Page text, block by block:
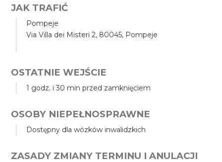
JAK TRAFIĆ
Pompeje
Via Villa dei Misteri 2, 80045, Pompeje
OSTATNIE WEJŚCIE
1 godz. i 30 min przed zamknięciem
OSOBY NIEPEŁNOSPRAWNE
Dostępny dla wózków inwalidzkich
ZASADY ZMIANY TERMINU I ANULACJI